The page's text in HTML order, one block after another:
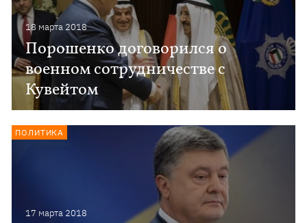
18 марта 2018
Порошенко договорился о
военном сотрудничестве с
Кувейтом
17 марта 2018
ПОЛИТИКА